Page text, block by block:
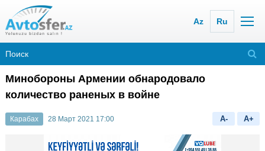
Az Ru
Минобороны Армении обнародовало
количество раненых в войне
Карабах 28 Март 2021 17:00 A- A+